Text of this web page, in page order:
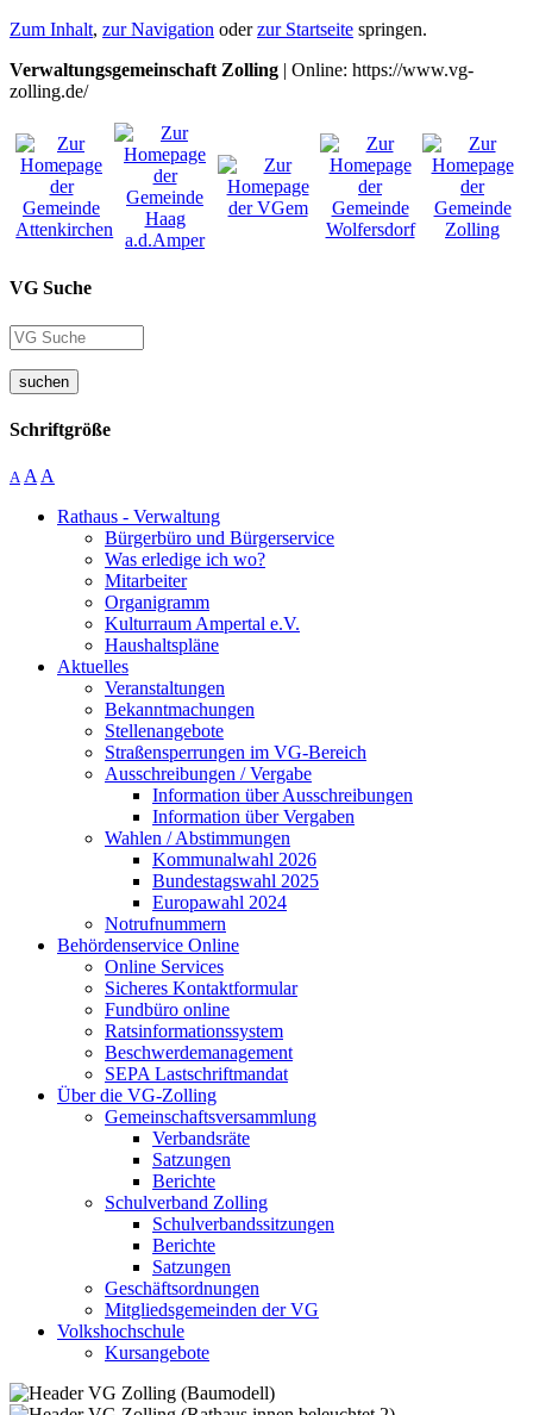
Zum Inhalt, zur Navigation oderzur Startseite springen.
Verwaltungsgemeinschaft Zolling | Online: https://www.vg-
zolling.de/
VG Suche
suchen
Schriftgröße
A A A
Rathaus - Verwaltung
Bürgerbüro und Bürgerservice
Was erledige ich wo?
Mitarbeiter
Organigramm
Kulturraum Ampertal e.V.
Haushaltspläne
Aktuelles
Veranstaltungen
Bekanntmachungen
Stellenangebote
Straßensperrungen im VG-Bereich
Ausschreibungen / Vergabe
Information über Ausschreibungen
Information über Vergaben
Wahlen / Abstimmungen
Kommunalwahl 2026
Bundestagswahl 2025
Europawahl 2024
Notrufnummern
Behördenservice Online
Online Services
Sicheres Kontaktformular
Fundbüro online
Ratsinformationssystem
Beschwerdemanagement
SEPA Lastschriftmandat
Über die VG-Zolling
Gemeinschaftsversammlung
Verbandsräte
Satzungen
Berichte
Schulverband Zolling
Schulverbandssitzungen
Berichte
Satzungen
Geschäftsordnungen
Mitgliedsgemeinden der VG
Volkshochschule
Kursangebote